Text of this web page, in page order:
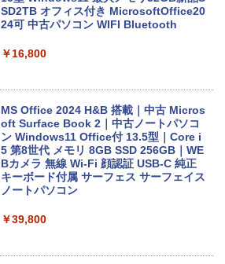
SD2TB オフィス付き MicrosoftOffice20
24可 中古パソコン WIFI Bluetooth
￥16,800
MS Office 2024 H&B 搭載｜中古 Micros
oft Surface Book 2｜中古ノートパソコ
ン Windows11 Office付 13.5型｜Core i
5 第8世代 メモリ 8GB SSD 256GB｜WE
Bカメラ 無線 Wi-Fi 顔認証 USB-C 純正
キーボード付属 サーフェス サーフェイス
ノートパソコン
￥39,800